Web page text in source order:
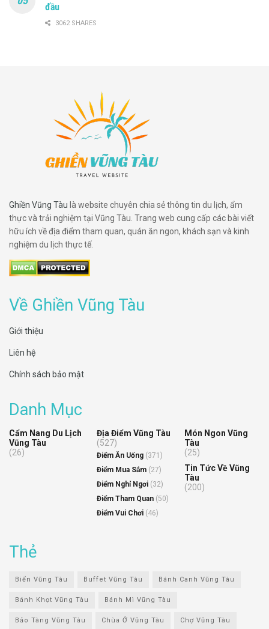
đầu
3062 SHARES
Ghiền Vũng Tàu là website chuyên chia sẻ thông tin du lịch, ẩm
thực và trải nghiệm tại Vũng Tàu. Trang web cung cấp các bài viết
hữu ích về địa điểm tham quan, quán ăn ngon, khách sạn và kinh
nghiệm du lịch thực tế.
Về Ghiền Vũng Tàu
Giới thiệu
Liên hệ
Chính sách bảo mật
Danh Mục
Cẩm Nang Du Lịch
Vũng Tàu
(26)
Địa Điểm Vũng Tàu
(527)
Điểm Ăn Uống (371)
Điểm Mua Sắm (27)
Điểm Nghỉ Ngơi (32)
Điểm Tham Quan (50)
Điểm Vui Chơi (46)
Món Ngon Vũng
Tàu
(25)
Tin Tức Về Vũng
Tàu
(200)
Thẻ
Biển Vũng Tàu Buffet Vũng Tàu Bánh Canh Vũng Tàu
Bánh Khọt Vũng Tàu Bánh Mì Vũng Tàu
Bảo Tàng Vũng Tàu Chùa Ở Vũng Tàu Chợ Vũng Tàu